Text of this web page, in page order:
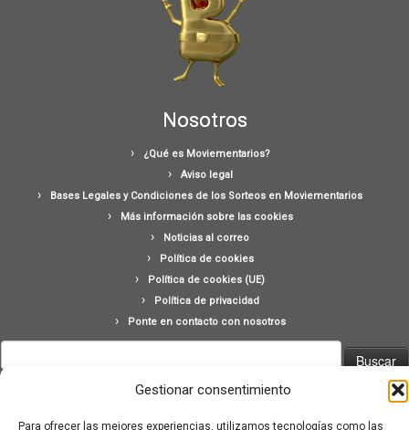
Gestionar consentimiento
Para ofrecer las mejores experiencias, utilizamos tecnologías como las
Nosotros
¿Qué es Moviementarios?
Aviso legal
Bases Legales y Condiciones de los Sorteos en Moviementarios
Más información sobre las cookies
Noticias al correo
Política de cookies
Política de cookies (UE)
Política de privacidad
Ponte en contacto con nosotros